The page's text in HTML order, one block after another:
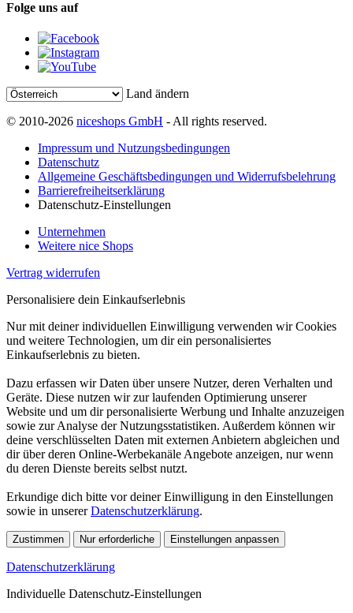
Folge uns auf
Land ändern
© 2010-2026 niceshops GmbH - All rights reserved.
Impressum und Nutzungsbedingungen
Datenschutz
Allgemeine Geschäftsbedingungen und Widerrufsbelehrung
Barrierefreiheitserklärung
Datenschutz-Einstellungen
Unternehmen
Weitere nice Shops
Vertrag widerrufen
Personalisiere dein Einkaufserlebnis
Nur mit deiner individuellen Einwilligung verwenden wir Cookies
und weitere Technologien, um dir ein personalisiertes
Einkaufserlebnis zu bieten.
Dazu erfassen wir Daten über unsere Nutzer, deren Verhalten und
Geräte. Diese nutzen wir zur laufenden Optimierung unserer
Website und um dir personalisierte Werbung und Inhalte anzuzeigen
sowie zur Analyse der Nutzungsstatistiken. Außerdem können wir
deine verschlüsselten Daten mit externen Anbietern abgleichen und
dir über deren Online-Werbekanäle Angebote anzeigen, nur wenn
du deren Dienste bereits selbst nutzt.
Erkundige dich bitte vor deiner Einwilligung in den Einstellungen
sowie in unsererDatenschutzerklärung.
Zustimmen Nur erforderliche Einstellungen anpassen
Datenschutzerklärung
Individuelle Datenschutz-Einstellungen